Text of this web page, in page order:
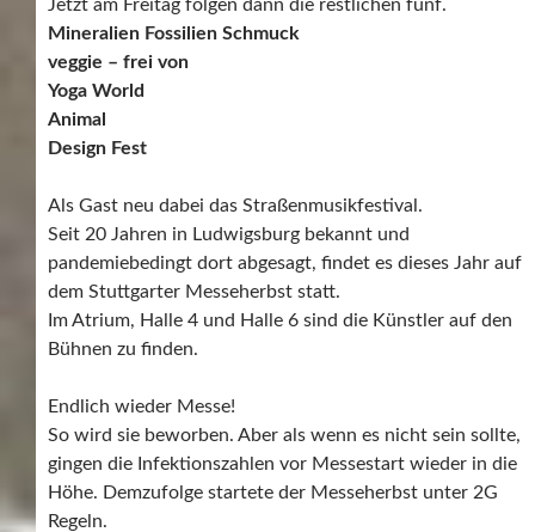
Jetzt am Freitag folgen dann die restlichen fünf.
Mineralien Fossilien Schmuck
veggie – frei von
Yoga World
Animal
Design Fest
Als Gast neu dabei das Straßenmusikfestival.
Seit 20 Jahren in Ludwigsburg bekannt und
pandemiebedingt dort abgesagt, findet es dieses Jahr auf
dem Stuttgarter Messeherbst statt.
Im Atrium, Halle 4 und Halle 6 sind die Künstler auf den
Bühnen zu finden.
Endlich wieder Messe!
So wird sie beworben. Aber als wenn es nicht sein sollte,
gingen die Infektionszahlen vor Messestart wieder in die
Höhe. Demzufolge startete der Messeherbst unter 2G
Regeln.